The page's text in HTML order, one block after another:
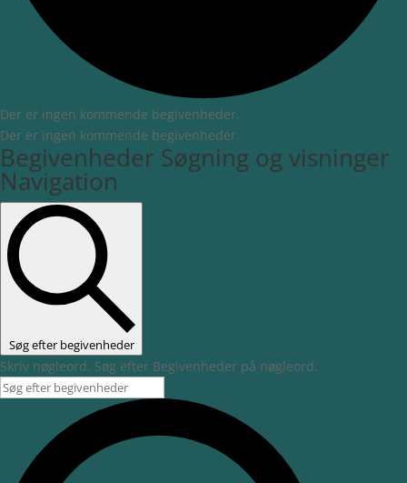
Der er ingen kommende begivenheder.
Der er ingen kommende begivenheder.
Begivenheder Søgning og visninger
Navigation
Søg efter begivenheder
Skriv nøgleord. Søg efter Begivenheder på nøgleord.